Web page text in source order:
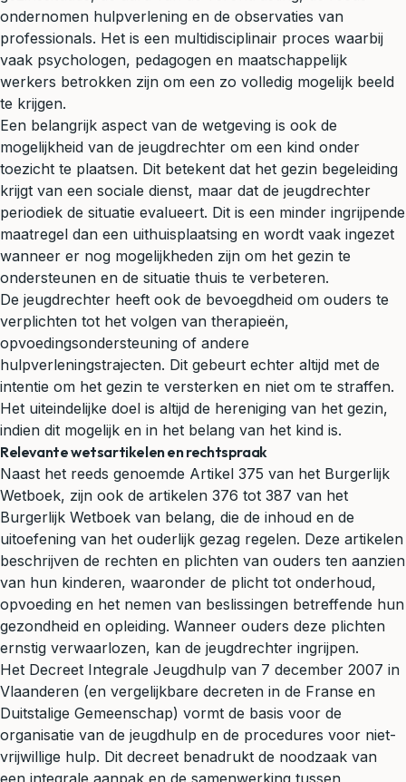
ondernomen hulpverlening en de observaties van
professionals. Het is een multidisciplinair proces waarbij
vaak psychologen, pedagogen en maatschappelijk
werkers betrokken zijn om een zo volledig mogelijk beeld
te krijgen.
Een belangrijk aspect van de wetgeving is ook de
mogelijkheid van de jeugdrechter om een kind onder
toezicht te plaatsen. Dit betekent dat het gezin begeleiding
krijgt van een sociale dienst, maar dat de jeugdrechter
periodiek de situatie evalueert. Dit is een minder ingrijpende
maatregel dan een uithuisplaatsing en wordt vaak ingezet
wanneer er nog mogelijkheden zijn om het gezin te
ondersteunen en de situatie thuis te verbeteren.
De jeugdrechter heeft ook de bevoegdheid om ouders te
verplichten tot het volgen van therapieën,
opvoedingsondersteuning of andere
hulpverleningstrajecten. Dit gebeurt echter altijd met de
intentie om het gezin te versterken en niet om te straffen.
Het uiteindelijke doel is altijd de hereniging van het gezin,
indien dit mogelijk en in het belang van het kind is.
Relevante wetsartikelen en rechtspraak
Naast het reeds genoemde Artikel 375 van het Burgerlijk
Wetboek, zijn ook de artikelen 376 tot 387 van het
Burgerlijk Wetboek van belang, die de inhoud en de
uitoefening van het ouderlijk gezag regelen. Deze artikelen
beschrijven de rechten en plichten van ouders ten aanzien
van hun kinderen, waaronder de plicht tot onderhoud,
opvoeding en het nemen van beslissingen betreffende hun
gezondheid en opleiding. Wanneer ouders deze plichten
ernstig verwaarlozen, kan de jeugdrechter ingrijpen.
Het Decreet Integrale Jeugdhulp van 7 december 2007 in
Vlaanderen (en vergelijkbare decreten in de Franse en
Duitstalige Gemeenschap) vormt de basis voor de
organisatie van de jeugdhulp en de procedures voor niet-
vrijwillige hulp. Dit decreet benadrukt de noodzaak van
een integrale aanpak en de samenwerking tussen